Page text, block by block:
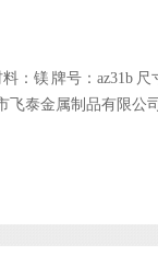
：镁 牌号：az31b
飞泰金属制品有限公